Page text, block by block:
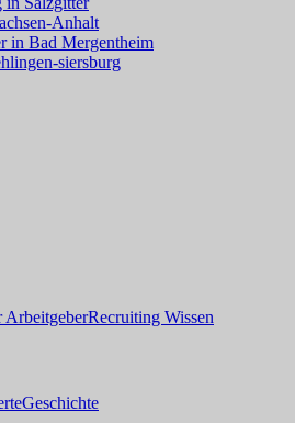
Anhalt
in Bad Mergentheim
siersburg
ArbeitgeberRecruiting Wissen
Geschichte